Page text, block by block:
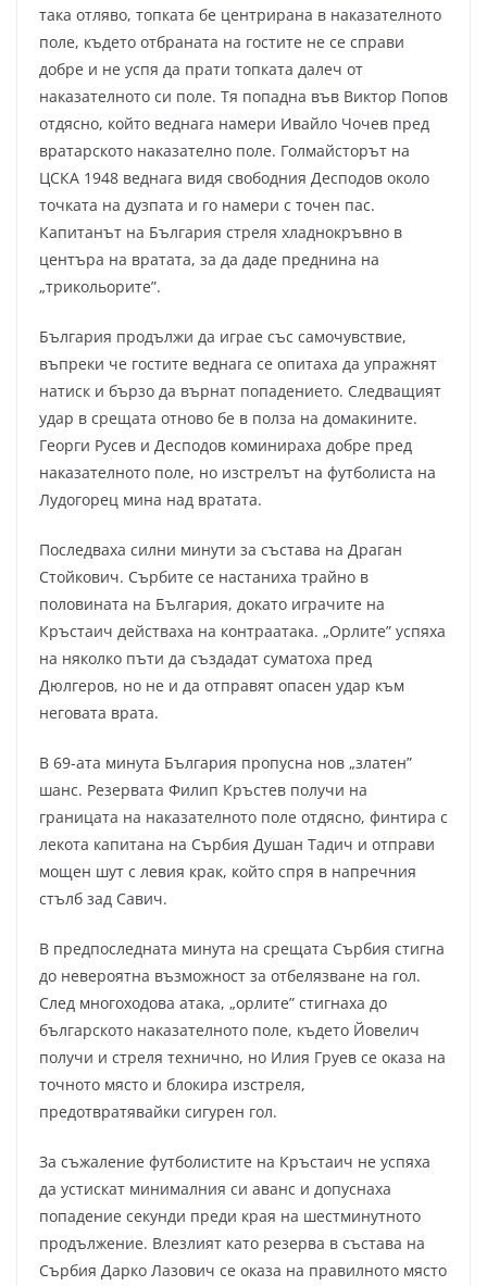
така отляво, топката бе центрирана в наказателното
поле, където отбраната на гостите не се справи
добре и не успя да прати топката далеч от
наказателното си поле. Тя попадна във Виктор Попов
отдясно, който веднага намери Ивайло Чочев пред
вратарското наказателно поле. Голмайсторът на
ЦСКА 1948 веднага видя свободния Десподов около
точката на дузпата и го намери с точен пас.
Капитанът на България стреля хладнокръвно в
центъра на вратата, за да даде преднина на
„трикольорите”.
България продължи да играе със самочувствие,
въпреки че гостите веднага се опитаха да упражнят
натиск и бързо да върнат попадението. Следващият
удар в срещата отново бе в полза на домакините.
Георги Русев и Десподов коминираха добре пред
наказателното поле, но изстрелът на футболиста на
Лудогорец мина над вратата.
Последваха силни минути за състава на Драган
Стойкович. Сърбите се настаниха трайно в
половината на България, докато играчите на
Кръстаич действаха на контраатака. „Орлите” успяха
на няколко пъти да създадат суматоха пред
Дюлгеров, но не и да отправят опасен удар към
неговата врата.
В 69-ата минута България пропусна нов „златен”
шанс. Резервата Филип Кръстев получи на
границата на наказателното поле отдясно, финтира с
лекота капитана на Сърбия Душан Тадич и отправи
мощен шут с левия крак, който спря в напречния
стълб зад Савич.
В предпоследната минута на срещата Сърбия стигна
до невероятна възможност за отбелязване на гол.
След многоходова атака, „орлите” стигнаха до
българското наказателното поле, където Йовелич
получи и стреля технично, но Илия Груев се оказа на
точното място и блокира изстреля,
предотвратявайки сигурен гол.
За съжаление футболистите на Кръстаич не успяха
да устискат минималния си аванс и допуснаха
попадение секунди преди края на шестминутното
продължение. Влезлият като резерва в състава на
Сърбия Дарко Лазович се оказа на правилното място